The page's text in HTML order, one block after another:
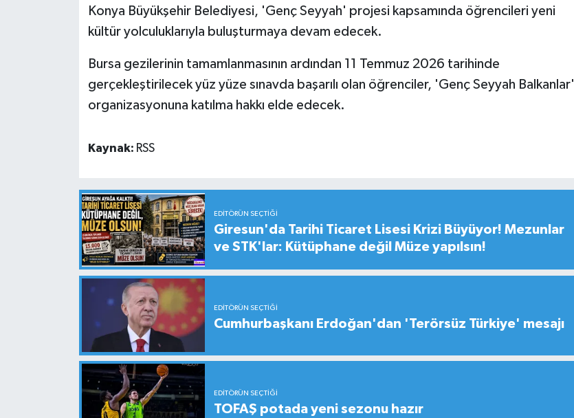
Konya Büyükşehir Belediyesi, 'Genç Seyyah' projesi kapsamında öğrencileri yeni
kültür yolculuklarıyla buluşturmaya devam edecek.
Bursa gezilerinin tamamlanmasının ardından 11 Temmuz 2026 tarihinde
gerçekleştirilecek yüz yüze sınavda başarılı olan öğrenciler, 'Genç Seyyah Balkanlar'
organizasyonuna katılma hakkı elde edecek.
Kaynak: RSS
EDITÖRÜN SEÇTIĞI
Giresun'da Tarihi Ticaret Lisesi Krizi Büyüyor! Mezunlar
ve STK'lar: Kütüphane değil Müze yapılsın!
EDITÖRÜN SEÇTIĞI
Cumhurbaşkanı Erdoğan'dan 'Terörsüz Türkiye' mesajı
EDITÖRÜN SEÇTIĞI
TOFAŞ potada yeni sezonu hazır